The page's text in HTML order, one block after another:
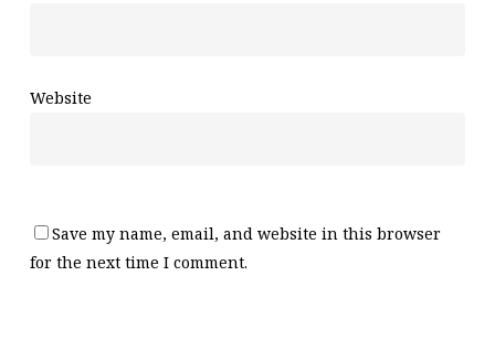
Website
Save my name, email, and website in this browser
for the next time I comment.